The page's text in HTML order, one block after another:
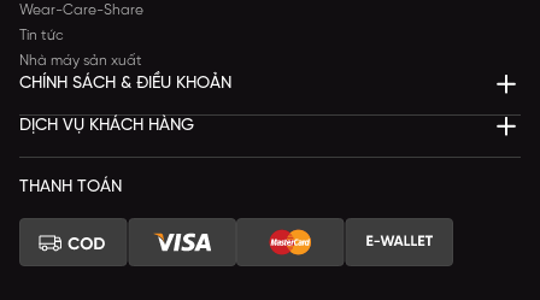
Wear-Care-Share
Tin tức
Nhà máy sản xuất
CHÍNH SÁCH & ĐIỀU KHOẢN
DỊCH VỤ KHÁCH HÀNG
THANH TOÁN